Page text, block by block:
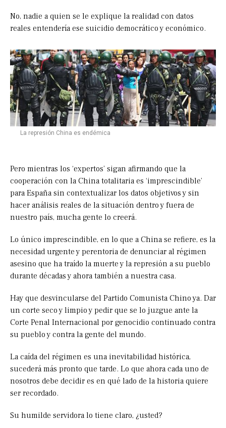
No, nadie a quien se le explique la realidad con datos
reales entendería ese suicidio democrático y económico.
La represión China es endémica
Pero mientras los ‘expertos’ sigan afirmando que la
cooperación con la China totalitaria es ‘imprescindible’
para España sin contextualizar los datos objetivos y sin
hacer análisis reales de la situación dentro y fuera de
nuestro país, mucha gente lo creerá.
Lo único imprescindible, en lo que a China se refiere, es la
necesidad urgente y perentoria de denunciar al régimen
asesino que ha traído la muerte y la represión a su pueblo
durante décadas y ahora también a nuestra casa.
Hay que desvincularse del Partido Comunista Chino ya. Dar
un corte seco y limpio y pedir que se lo juzgue ante la
Corte Penal Internacional por genocidio continuado contra
su pueblo y contra la gente del mundo.
La caída del régimen es una inevitabilidad histórica,
sucederá más pronto que tarde. Lo que ahora cada uno de
nosotros debe decidir es en qué lado de la historia quiere
ser recordado.
Su humilde servidora lo tiene claro, ¿usted?